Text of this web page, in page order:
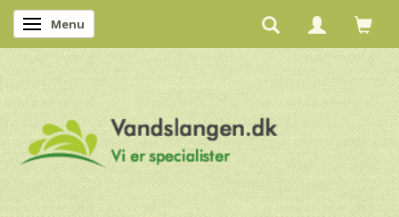
Skifte navigation
Menu